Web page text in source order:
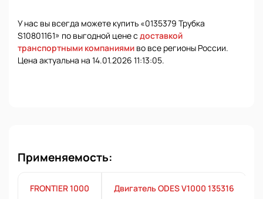
У нас вы всегда можете купить «0135379 Трубка
S10801161» по выгодной цене с доставкой
транспортными компаниями во все регионы России.
Цена актуальна на 14.01.2026 11:13:05.
Применяемость:
FRONTIER 1000 Двигатель ODES V1000 135316